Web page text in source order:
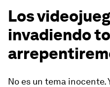
Los
invadiendo
No es un tema inocente.